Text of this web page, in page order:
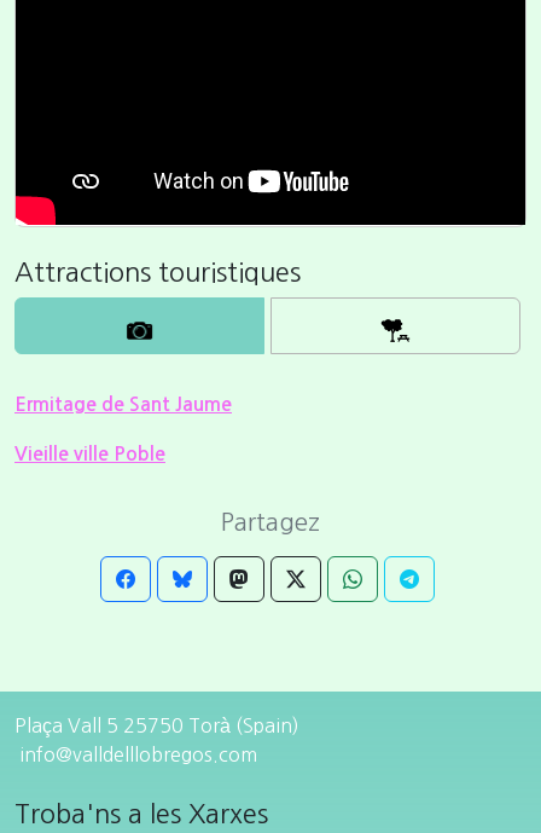
Attractions touristiques
Ermitage de Sant Jaume
Vieille ville Poble
Partagez
Plaça Vall 5 25750 Torà (Spain)
info@valldelllobregos.com
Troba'ns a les Xarxes